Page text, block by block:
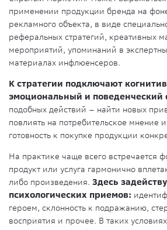
применении продукции бренда на
рекламного объекта, в виде
реферальных стратегий, креативных
мероприятий, упоминаний в
материалах инфлюенсеров.
К стратегии подключают
эмоциональный и поведенческий
подобных действий – найти новых
повлиять на потребительское мнение
готовность к покупке продукции
На практике чаще всего встречается
продукт или услуга гармонично
либо произведения. Здесь
психологических приемов:
героем, склонность к подражанию,
восприятия и прочее. В таких